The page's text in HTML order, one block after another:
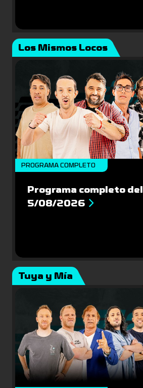
Los Mismos Locos
PROGRAMA COMPLETO
Programa completo del
5/08/2026
Tuya y Mía